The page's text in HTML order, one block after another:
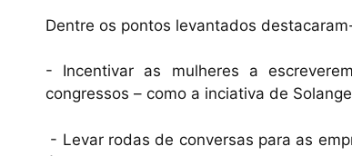
Dentre os pontos levantados
- Incentivar as mulheres a
congressos – como a inciativa de
- Levar rodas de conversas para as